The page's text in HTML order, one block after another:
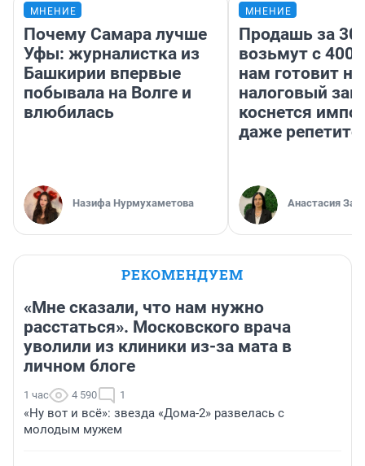
МНЕНИЕ
Почему Самара лучше
Уфы: журналистка из
Башкирии впервые
побывала на Волге и
влюбилась
Назифа Нурмухаметова
МНЕНИЕ
Продашь за
возьмут с
нам готовит
налоговый
коснется
даже
Анастасия
РЕКОМЕНДУЕМ
«Мне сказали, что нам нужно
расстаться». Московского врача
уволили из клиники из-за мата в
личном блоге
1 час 4 590 1
«Ну вот и всё»: звезда «Дома-2» развелась с
молодым мужем